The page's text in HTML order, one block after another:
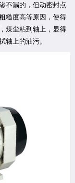
不漏的，但动密封点
糙度高等原因，使得
煤尘粘到轴上，显得
轴上的油污。